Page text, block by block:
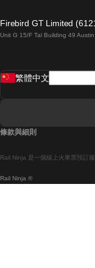
Firebird GT Limited
Unit G 15/F Tal Building 49
Rail Ninja ®
Rail Ninja 是一個線上火車票預訂
繁體中文
條款與細則